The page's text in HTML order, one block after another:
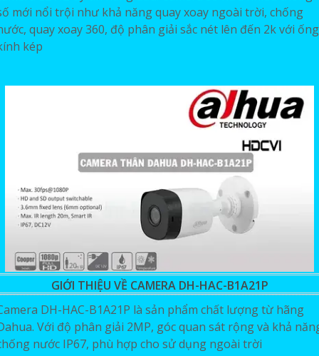
mới nổi trội như khả năng quay xoay ngoài trời, chống
quay xoay 360, độ phân giải sắc nét lên đến 2k với ống
kép
GIỚI THIỆU VỀ CAMERA DH-HAC-B1A21P
DH-HAC-B1A21P là sản phẩm chất lượng từ hãng
Với độ phân giải 2MP, góc quan sát rộng và khả
nước IP67, phù hợp cho sử dụng ngoài trời